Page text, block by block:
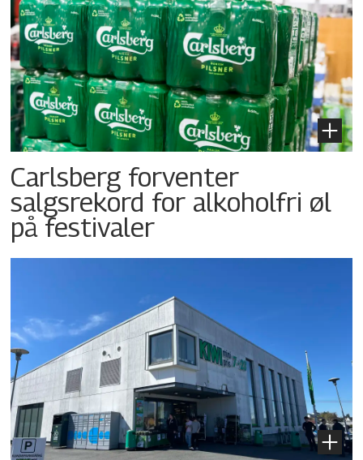
Carlsberg forventer
salgsrekord for alkoholfri øl
på festivaler